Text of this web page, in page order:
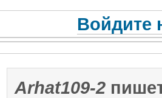
Войдите
Arhat109-2